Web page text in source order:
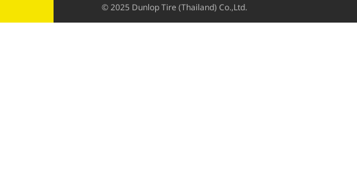
© 2025 Dunlop Tire (Thailand) Co.,Ltd.